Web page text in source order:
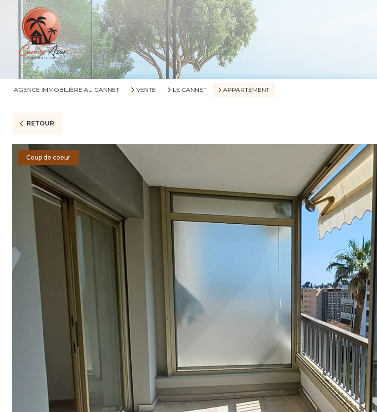
AGENCE IMMOBILIÈRE AU CANNET VENTE LE CANNET APPARTEMENT
RETOUR
Coup de coeur